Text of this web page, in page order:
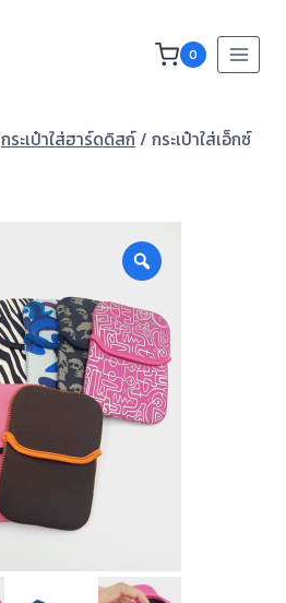
0
กระเป๋าใส่ฮาร์ดดิสก์/ กระเป๋าใส่เอ็กซ์